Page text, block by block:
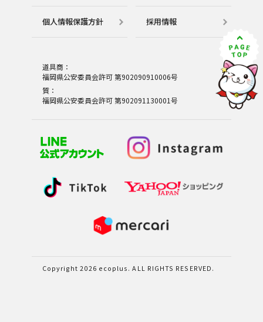
個⼈情報保護⽅針 採用情報
道具商：
福岡県公安委員会許可 第902090910006号
質：
福岡県公安委員会許可 第902091130001号
Copyright 2026 ecoplus. ALL RIGHTS RESERVED.